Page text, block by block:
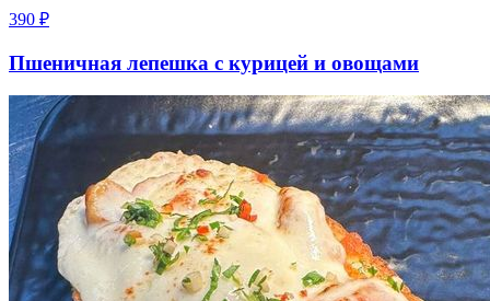
390 ₽
Пшеничная лепешка с курицей и овощами